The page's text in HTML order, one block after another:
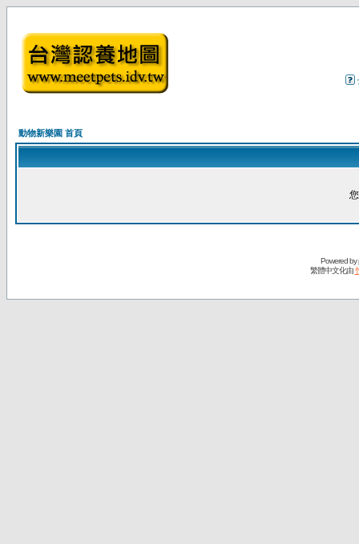
動物新樂園 首頁
Powered by
繁體中文化由